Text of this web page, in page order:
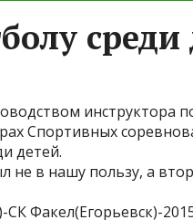
среди
инструктора
Спортивных
детей.
не в нашу пользу, а
Факел(Егорьевск)-